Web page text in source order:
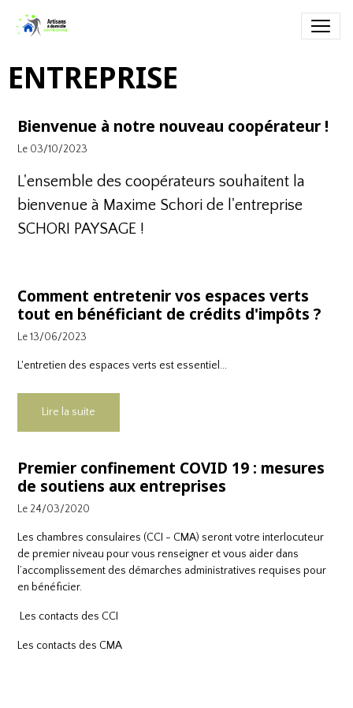
ENTREPRISE
Bienvenue à notre nouveau coopérateur !
Le 03/10/2023
L'ensemble des coopérateurs souhaitent la
bienvenue à Maxime Schori de l'entreprise
SCHORI PAYSAGE !
Comment entretenir vos espaces verts
tout en bénéficiant de crédits d'impôts ?
Le 13/06/2023
L'entretien des espaces verts est essentiel...
Lire la suite
Premier confinement COVID 19 : mesures
de soutiens aux entreprises
Le 24/03/2020
Les chambres consulaires (CCI - CMA) seront votre interlocuteur
de premier niveau pour vous renseigner et vous aider dans
l’accomplissement des démarches administratives requises pour
en bénéficier.
Les contacts des CCI
Les contacts des CMA